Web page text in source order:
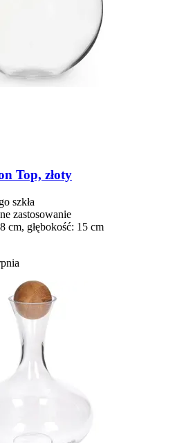
Top, złoty
szkła
zastosowanie
cm, głębokość: 15 cm